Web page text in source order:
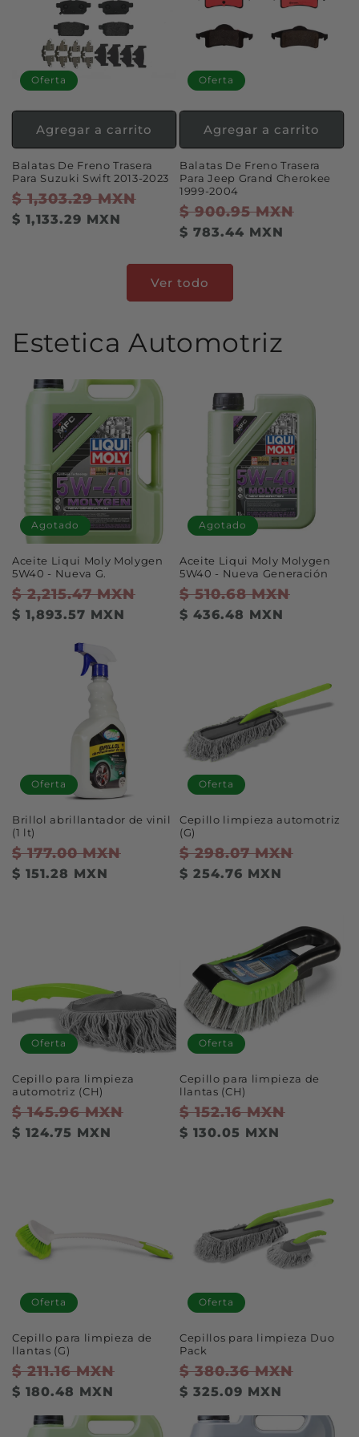
Oferta
Balatas De Freno Trasera
Para Suzuki Swift 2013-2023
Precio
habitual
$ 1,303.29 MXN
Precio
oferta
$ 1,133.29 MXN
Agregar a carrito
Oferta
Balatas De Freno Trasera
Para Jeep Grand Cherokee
1999-2004
Precio
habitual
$ 900.95 MXN
$ 783.44 MXN
Agregar a carrito
Ver todo
Estetica Automotriz
Agotado
Aceite Liqui Moly Molygen
5W40 - Nueva G.
Precio
habitual
$ 2,215.47 MXN
Precio
$ 1,893.57 MXN
Agotado
Aceite Liqui Moly Molygen
5W40 - Nueva Generación
Precio
habitual
$ 510.68 MXN
$ 436.48 MXN
Oferta
Brillol abrillantador de vinil
(1 lt)
Precio
habitual
$ 177.00 MXN
$ 151.28 MXN
Oferta
Cepillo limpieza automotriz
(G)
Precio
habitual
$ 298.07 MXN
$ 254.76 MXN
Oferta
Cepillo para limpieza
automotriz (CH)
Precio
habitual
$ 145.96 MXN
Precio
$ 124.75 MXN
Oferta
Cepillo para limpieza de
llantas (CH)
Precio
habitual
$ 152.16 MXN
$ 130.05 MXN
Oferta
Cepillo para limpieza de
llantas (G)
Precio
habitual
$ 211.16 MXN
$ 180.48 MXN
Oferta
Cepillos para limpieza Duo
Pack
Precio
habitual
$ 380.36 MXN
$ 325.09 MXN